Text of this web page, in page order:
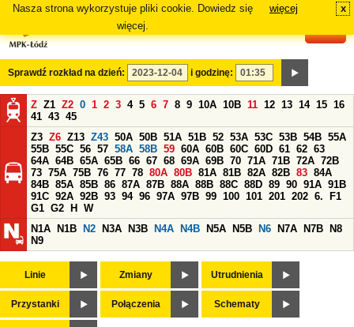
Nasza strona wykorzystuje pliki cookie. Dowiedz się
więcej.
więcej x
Sprawdź rozkład na dzień: i godzinę:
Z Z1 Z2 0 1 2 3 4 5 6 7 8 9 10A 10B 11 12 13 14 15 16
41 43 45
Z3 Z6 Z13 Z43 50A 50B 51A 51B 52 53A 53C 53B 54B 55A
55B 55C 56 57 58A 58B 59 60A 60B 60C 60D 61 62 63
64A 64B 65A 65B 66 67 68 69A 69B 70 71A 71B 72A 72B
73 75A 75B 76 77 78 80A 80B 81A 81B 82A 82B 83 84A
84B 85A 85B 86 87A 87B 88A 88B 88C 88D 89 90 91A 91B
91C 92A 92B 93 94 96 97A 97B 99 100 101 201 202 6.
F1
G1 G2 H
W
N1A
N1B N2 N3A N3B N4A N4B N5A N5B N6 N7A N7B
N8
N9
Linie Zmiany Utrudnienia
Przystanki Połączenia Schematy